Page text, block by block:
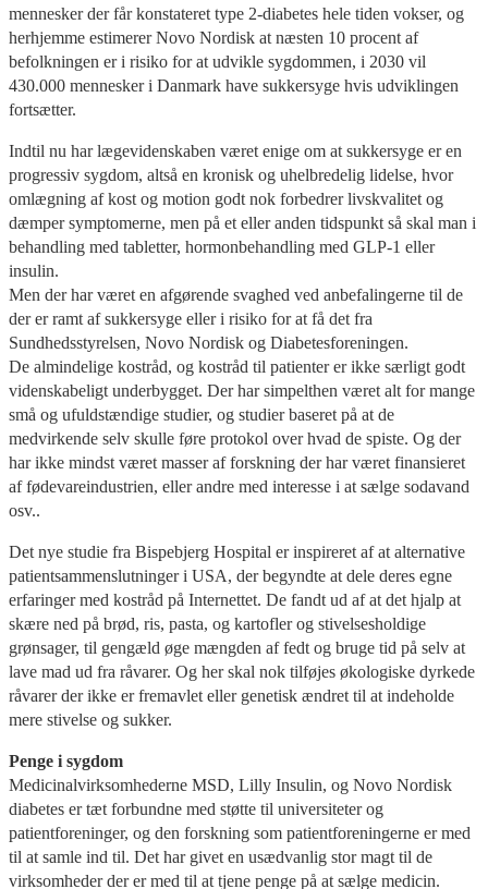
mennesker der får konstateret type 2-diabetes hele tiden vokser, og
herhjemme estimerer Novo Nordisk at næsten 10 procent af
befolkningen er i risiko for at udvikle sygdommen, i 2030 vil
430.000 mennesker i Danmark have sukkersyge hvis udviklingen
fortsætter.
Indtil nu har lægevidenskaben været enige om at sukkersyge er en
progressiv sygdom, altså en kronisk og uhelbredelig lidelse, hvor
omlægning af kost og motion godt nok forbedrer livskvalitet og
dæmper symptomerne, men på et eller anden tidspunkt så skal man i
behandling med tabletter, hormonbehandling med GLP-1 eller
insulin.
Men der har været en afgørende svaghed ved anbefalingerne til de
der er ramt af sukkersyge eller i risiko for at få det fra
Sundhedsstyrelsen, Novo Nordisk og Diabetesforeningen.
De almindelige kostråd, og kostråd til patienter er ikke særligt godt
videnskabeligt underbygget. Der har simpelthen været alt for mange
små og ufuldstændige studier, og studier baseret på at de
medvirkende selv skulle føre protokol over hvad de spiste. Og der
har ikke mindst været masser af forskning der har været finansieret
af fødevareindustrien, eller andre med interesse i at sælge sodavand
osv..
Det nye studie fra Bispebjerg Hospital er inspireret af at alternative
patientsammenslutninger i USA, der begyndte at dele deres egne
erfaringer med kostråd på Internettet. De fandt ud af at det hjalp at
skære ned på brød, ris, pasta, og kartofler og stivelsesholdige
grønsager, til gengæld øge mængden af fedt og bruge tid på selv at
lave mad ud fra råvarer. Og her skal nok tilføjes økologiske dyrkede
råvarer der ikke er fremavlet eller genetisk ændret til at indeholde
mere stivelse og sukker.
Penge i sygdom
Medicinalvirksomhederne MSD, Lilly Insulin, og Novo Nordisk
diabetes er tæt forbundne med støtte til universiteter og
patientforeninger, og den forskning som patientforeningerne er med
til at samle ind til. Det har givet en usædvanlig stor magt til de
virksomheder der er med til at tjene penge på at sælge medicin.